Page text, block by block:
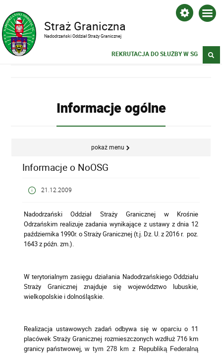
Straż Graniczna
Nadodrzański Oddział Straży Granicznej
REKRUTACJA DO SŁUŻBY W SG
Informacje ogólne
pokaż menu
Informacje o NoOSG
21.12.2009
Nadodrzański Oddział Straży Granicznej w Krośnie
Odrzańskim realizuje zadania wynikające z ustawy z dnia 12
października 1990r. o Straży Granicznej (t.j. Dz. U. z 2016 r. poz.
1643 z późn. zm.).
W terytorialnym zasięgu działania Nadodrzańskiego Oddziału
Straży Granicznej znajduje się województwo lubuskie,
wielkopolskie i dolnośląskie.
Realizacja ustawowych zadań odbywa się w oparciu o 11
placówek Straży Granicznej rozmieszczonych wzdłuż 716 km
granicy państwowej,w tym 278 km z Republiką Federalną